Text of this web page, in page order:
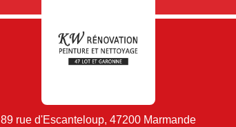
89 rue d'Escanteloup, 47200 Marmande